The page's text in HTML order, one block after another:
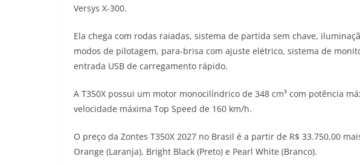
t
s
p
g
r
m
b
k
t
e
L
k
Versys X-300.
Ela chega com rodas raiadas, sistema de partida sem chave,
modos de pilotagem, para-brisa com ajuste elétrico, sistema de
entrada USB de carregamento rápido.
A T350X possui um motor monocilíndrico de 348 cm³ com potência
velocidade máxima Top Speed de 160 km/h.
O preço da Zontes T350X 2027 no Brasil é a partir de R$ 33.750,00
Orange (Laranja), Bright Black (Preto) e Pearl White (Branco).